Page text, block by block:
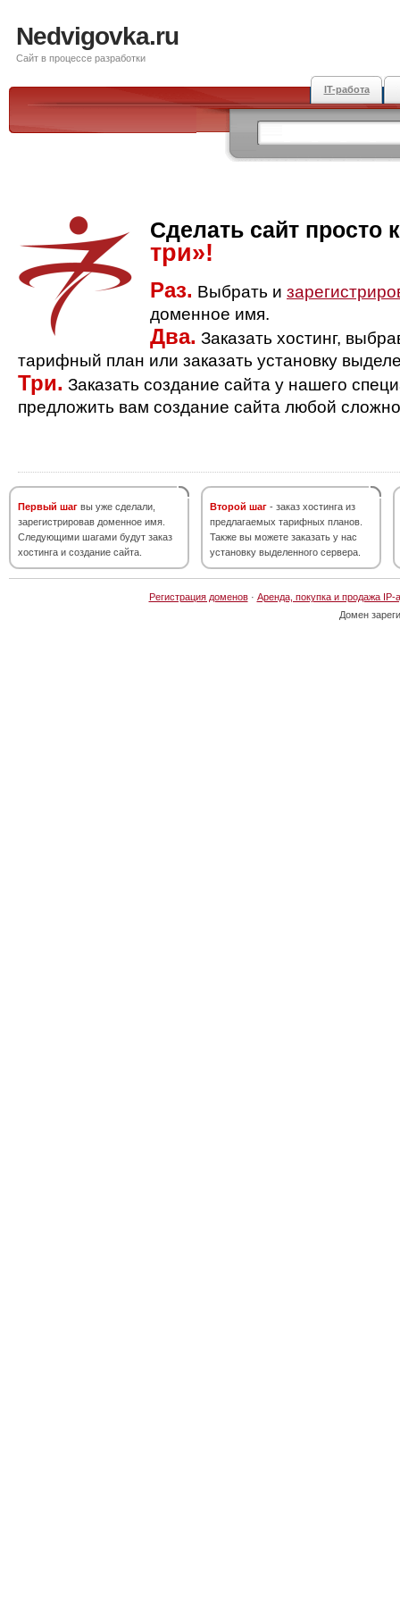
Nedvigovka.ru
Сайт в процессе разработки
IT-работа
Сделать сайт просто
три»!
Раз. Выбрать и
доменное имя.
Два. Заказать хостинг,
тарифный план или заказать установку
Три. Заказать создание сайта у нашего
предложить вам создание сайта любой
Первый шаг вы уже сделали,
зарегистрировав доменное имя.
Следующими шагами будут заказ
хостинга и создание сайта.
Второй шаг - заказ хостинга из
предлагаемых тарифных планов.
Также вы можете заказать у нас
установку выделенного сервера.
Регистрация доменов· Аренда, покупка и продажа IP-
Домен